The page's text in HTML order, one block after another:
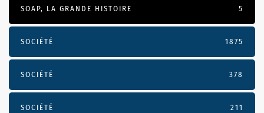
SOAP, LA GRANDE HISTOIRE 5
SOCIÉTÉ 1875
SOCIÉTÉ 378
SOCIÉTÉ 211